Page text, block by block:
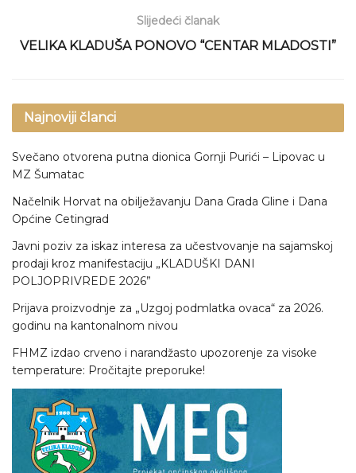
Slijedeći članak
VELIKA KLADUŠA PONOVO “CENTAR MLADOSTI”
Najnoviji članci
Svečano otvorena putna dionica Gornji Purići – Lipovac u
MZ Šumatac
Načelnik Horvat na obilježavanju Dana Grada Gline i Dana
Općine Cetingrad
Javni poziv za iskaz interesa za učestvovanje na sajamskoj
prodaji kroz manifestaciju „KLADUŠKI DANI
POLJOPRIVREDE 2026”
Prijava proizvodnje za „Uzgoj podmlatka ovaca“ za 2026.
godinu na kantonalnom nivou
FHMZ izdao crveno i narandžasto upozorenje za visoke
temperature: Pročitajte preporuke!